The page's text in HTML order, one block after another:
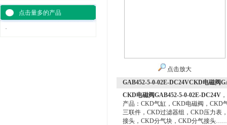
点击量多的产品
·
点击放大
GAB452-5-0-02E-DC24VCKD电磁阀
CKD电磁阀GAB452-5-0-02E-DC24V
产品：CKD气缸，CKD电磁阀，CKD
三联件，CKD过滤器组，CKD压力表
接头，CKD分气块，CKD分气接头